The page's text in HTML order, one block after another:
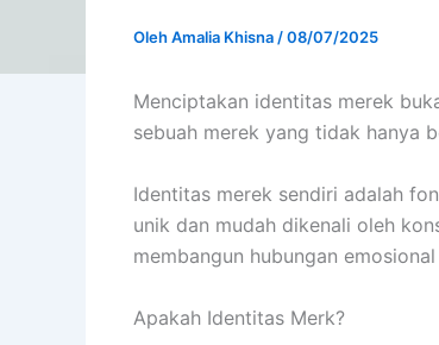
OlehAmalia Khisna/08/07/2025
Menciptakan identitas merek
sebuah merek yang tidak hanya
Identitas merek sendiri adalah
unik dan mudah dikenali oleh
membangun hubungan
Apakah Identitas Merk?